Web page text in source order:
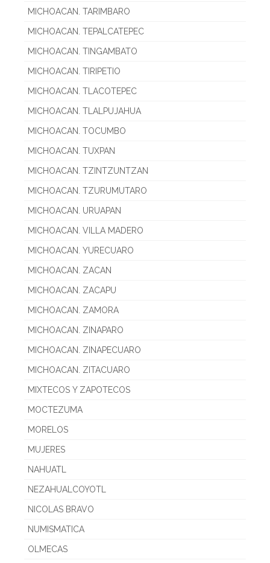
MICHOACAN. TARIMBARO
MICHOACAN. TEPALCATEPEC
MICHOACAN. TINGAMBATO
MICHOACAN. TIRIPETIO
MICHOACAN. TLACOTEPEC
MICHOACAN. TLALPUJAHUA
MICHOACAN. TOCUMBO
MICHOACAN. TUXPAN
MICHOACAN. TZINTZUNTZAN
MICHOACAN. TZURUMUTARO
MICHOACAN. URUAPAN
MICHOACAN. VILLA MADERO
MICHOACAN. YURECUARO
MICHOACAN. ZACAN
MICHOACAN. ZACAPU
MICHOACAN. ZAMORA
MICHOACAN. ZINAPARO
MICHOACAN. ZINAPECUARO
MICHOACAN. ZITACUARO
MIXTECOS Y ZAPOTECOS
MOCTEZUMA
MORELOS
MUJERES
NAHUATL
NEZAHUALCOYOTL
NICOLAS BRAVO
NUMISMATICA
OLMECAS